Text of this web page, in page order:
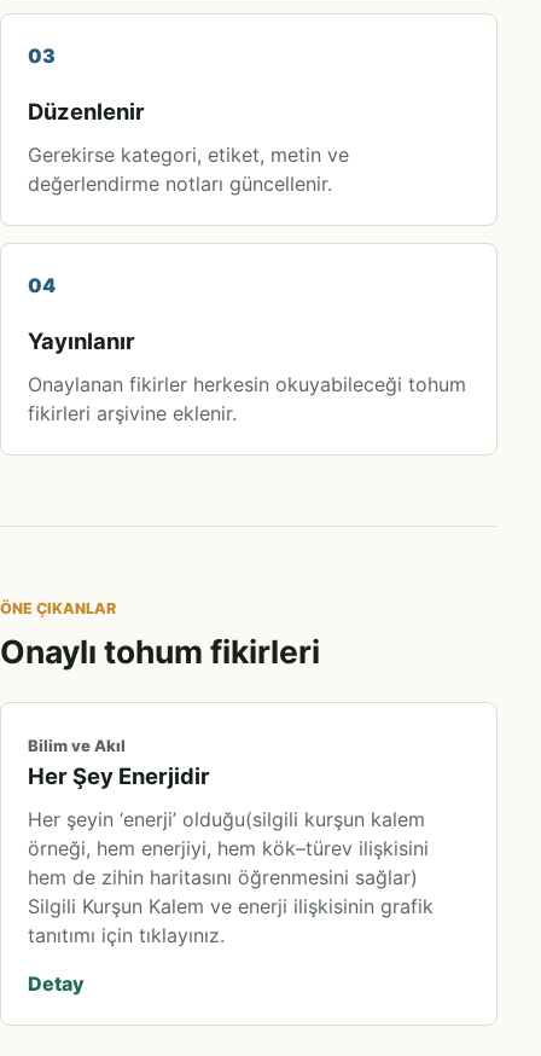
03
Düzenlenir
Gerekirse kategori, etiket, metin ve
değerlendirme notları güncellenir.
04
Yayınlanır
Onaylanan fikirler herkesin okuyabileceği tohum
fikirleri arşivine eklenir.
ÖNE ÇIKANLAR
Onaylı tohum fikirleri
Bilim ve Akıl
Her Şey Enerjidir
Her şeyin ‘enerji’ olduğu(silgili kurşun kalem
örneği, hem enerjiyi, hem kök–türev ilişkisini
hem de zihin haritasını öğrenmesini sağlar)
Silgili Kurşun Kalem ve enerji ilişkisinin grafik
tanıtımı için tıklayınız.
Detay